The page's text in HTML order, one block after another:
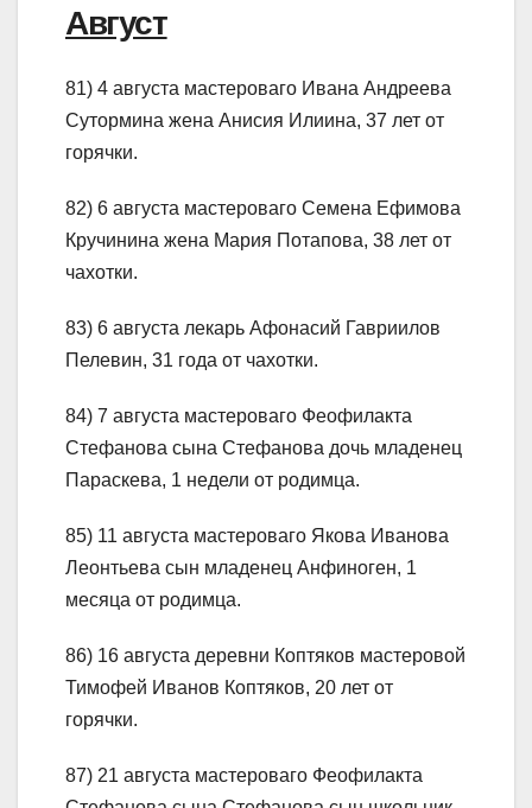
Август
81) 4 августа мастероваго Ивана Андреева
Сутормина жена Анисия Илиина, 37 лет от
горячки.
82) 6 августа мастероваго Семена Ефимова
Кручинина жена Мария Потапова, 38 лет от
чахотки.
83) 6 августа лекарь Афонасий Гавриилов
Пелевин, 31 года от чахотки.
84) 7 августа мастероваго Феофилакта
Стефанова сына Стефанова дочь младенец
Параскева, 1 недели от родимца.
85) 11 августа мастероваго Якова Иванова
Леонтьева сын младенец Анфиноген, 1
месяца от родимца.
86) 16 августа деревни Коптяков мастеровой
Тимофей Иванов Коптяков, 20 лет от
горячки.
87) 21 августа мастероваго Феофилакта